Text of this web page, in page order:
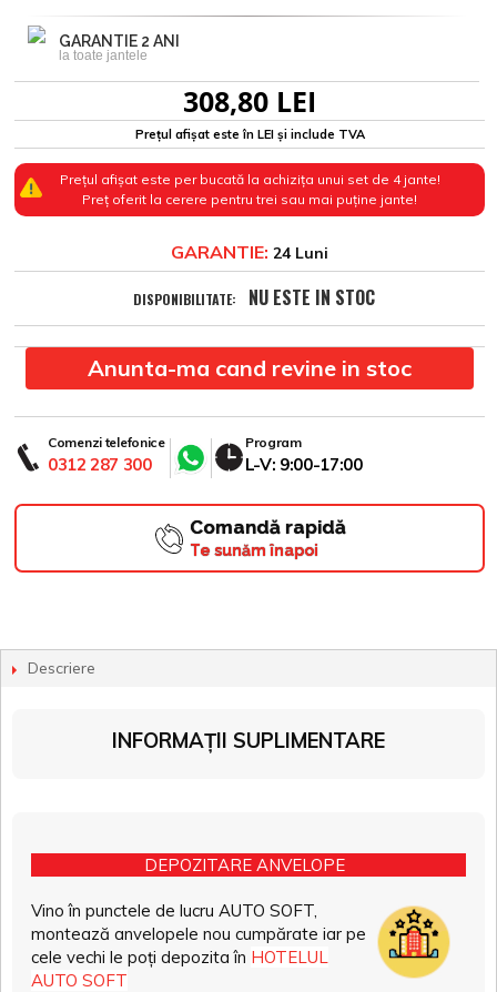
GARANTIE 2 ANI
la toate jantele
308,80 LEI
Prețul afișat este în LEI și include TVA
Prețul afișat este per bucată la achizița unui set de 4 jante!
Preț oferit la cerere pentru trei sau mai puține jante!
GARANTIE: 24 Luni
DISPONIBILITATE: NU ESTE IN STOC
Anunta-ma cand revine in stoc
Comenzi telefonice
0312 287 300
Program
L-V: 9:00-17:00
Comandă rapidă
Te sunăm înapoi
Descriere
INFORMAȚII SUPLIMENTARE
DEPOZITARE ANVELOPE
Vino în punctele de lucru AUTO SOFT,
montează anvelopele nou cumpărate iar pe
cele vechi le poți depozita în HOTELUL
AUTO SOFT